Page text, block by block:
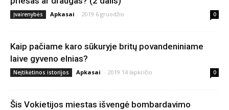
Įvairenybės Apkasai - 2019 6 gruodžio 0
Kaip pačiame karo sūkuryje britų povandeniniame
laive gyveno elnias?
Neįtikėtinos istorijos Apkasai - 2019 14 lapkričio 0
Šis Vokietijos miestas išvengė bombardavimo